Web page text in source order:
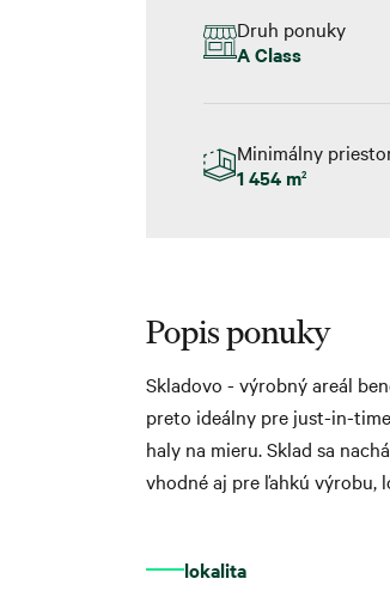
Druh ponuky
A Class
Minimálny
1 454 m2
Popis ponuky
Skladovo - výrobný areál
preto ideálny pre just-in-
haly na mieru. Sklad sa
vhodné aj pre ľahkú
lokalita